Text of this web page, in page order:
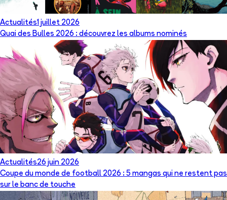
Actualités1 juillet 2026
Quai des Bulles 2026 : découvrez les albums nominés
Actualités26 juin 2026
Coupe du monde de football 2026 : 5 mangas qui ne restent pas
sur le banc de touche